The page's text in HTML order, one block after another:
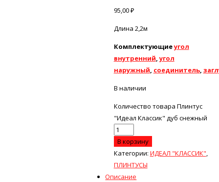
95,00₽
Длина 2,2м
Комплектующиеугол
внутренний,угол
наружный, соединитель,
В наличии
Количество товара Плинтус
"Идеал Классик" дуб снежный
В корзину
Категории: ИДЕАЛ "КЛАССИК",
ПЛИНТУСЫ
Описание